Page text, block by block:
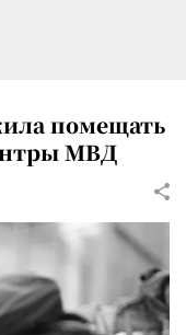
помещать
МВД